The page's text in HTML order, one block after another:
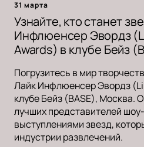
31 марта
Узнайте, кто станет
Инфлюенсер Эвордз
Awards) в клубе Бейз
Погрузитесь в мир
Лайк Инфлюенсер Эвордз
клубе Бейз (BASE), Москва.
лучших представителей
выступлениями звезд,
индустрии развлечений.